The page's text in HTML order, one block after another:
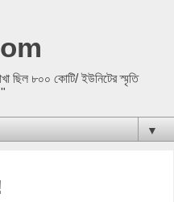
ছিল ৮০০ কোটি/ ইউনিটের স্মৃতি
▼